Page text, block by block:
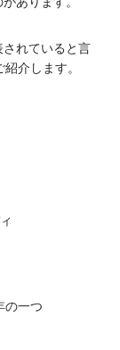
されていると言
介します。
の一つ